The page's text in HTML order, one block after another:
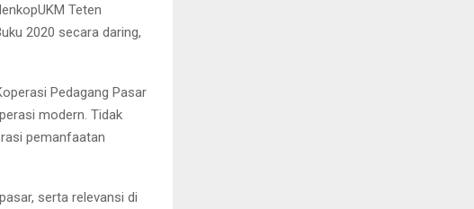
Teten
2020 secara daring,
Pedagang Pasar
modern. Tidak
pemanfaatan
serta relevansi di